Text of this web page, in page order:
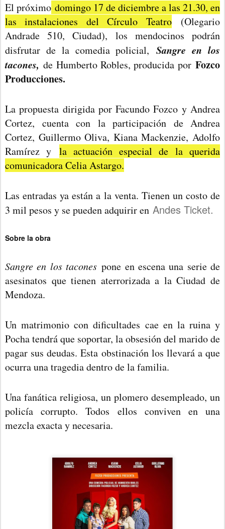
El próximo domingo 17 de diciembre a las 21.30, en
las instalaciones del Círculo Teatro(Olegario
Andrade 510, Ciudad), los mendocinos podrán
disfrutar de la comedia policial,Sangre en los
tacones,de Humberto Robles, producida porFozco
Producciones.
La propuesta dirigida por Facundo Fozco y Andrea
Cortez, cuenta con la participación de Andrea
Cortez, Guillermo Oliva, Kiana Mackenzie, Adolfo
Ramírez y la actuación especial de la querida
comunicadora Celia Astargo.
Las entradas ya están a la venta. Tienen un costo de
3 mil pesos y se pueden adquirir en Andes Ticket.
Sobre la obra
Sangre en los taconespone en escena una serie de
asesinatos que tienen aterrorizada a la Ciudad de
Mendoza.
Un matrimonio con dificultades cae en la ruina y
Pocha tendrá que soportar, la obsesión del marido de
pagar sus deudas. Esta obstinación los llevará a que
ocurra una tragedia dentro de la familia.
Una fanática religiosa, un plomero desempleado, un
policía corrupto. Todos ellos conviven en una
mezcla exacta y necesaria.